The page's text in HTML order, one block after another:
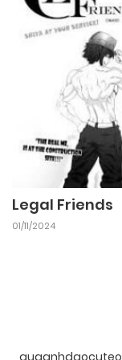
Legal Friends
01/11/2024